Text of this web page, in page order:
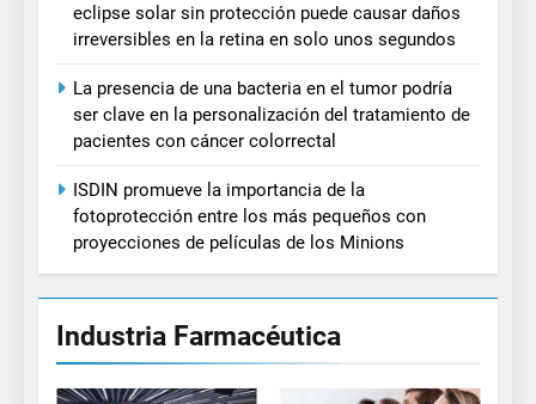
eclipse solar sin protección puede causar daños
irreversibles en la retina en solo unos segundos
La presencia de una bacteria en el tumor podría
ser clave en la personalización del tratamiento de
pacientes con cáncer colorrectal
ISDIN promueve la importancia de la
fotoprotección entre los más pequeños con
proyecciones de películas de los Minions
Industria Farmacéutica